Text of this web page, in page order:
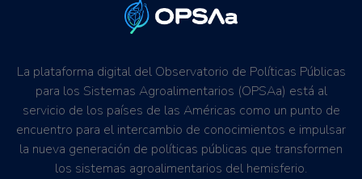
La plataforma digital del Observatorio de Políticas Públicas
para los Sistemas Agroalimentarios (OPSAa) está al
servicio de los países de las Américas como un punto de
encuentro para el intercambio de conocimientos e impulsar
la nueva generación de políticas públicas que transformen
los sistemas agroalimentarios del hemisferio.